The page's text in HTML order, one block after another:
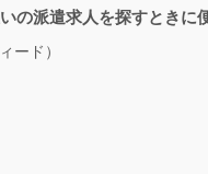
の派遣求人を探すときに
ード）